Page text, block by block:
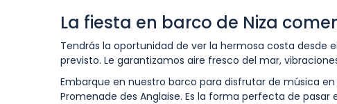
La fiesta en barco de Niza
Tendrás la oportunidad de ver la hermosa costa desde
previsto. Le garantizamos aire fresco del mar,
Embarque en nuestro barco para disfrutar de música
Promenade des Anglaise. Es la forma perfecta de